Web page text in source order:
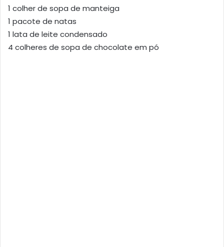
1 colher de sopa de manteiga
1 pacote de natas
1 lata de leite condensado
4 colheres de sopa de chocolate em pó